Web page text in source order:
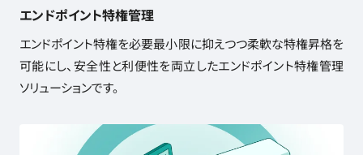
エンドポイント特権管理
エンドポイント特権を必要最小限に抑えつつ柔軟な特権昇格を
可能にし、安全性と利便性を両立したエンドポイント特権管理
ソリューションです。